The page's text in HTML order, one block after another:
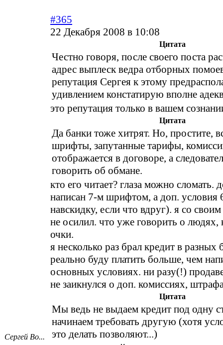
Сергей Во...
#365
22 Декабря 2008 в 10:08
Цитата
Честно говоря, после своего поста
адрес выплеск ведра отборных
репутация Сергея к этому
удивлением констатирую вполне
это репутация только в вашем
Цитата
Да банки тоже хитрят. Но, простите,
шрифты, запутанные тарифы,
отображается в договоре, а
говорить об обмане.
кто его читает? глаза можно сломать.
написан 7-м шрифтом, а доп. условия
навскидку, если что вдруг). я со
не осилил. что уже говорить о людях,
очки.
я несколько раз брал кредит в разных
реально буду платить больше, чем
основных условиях. ни разу(!)
не заикнулся о доп. комиссиях,
Цитата
Мы ведь не выдаем кредит под одну
начинаем требовать другую (хотя
это делать позволяют...)